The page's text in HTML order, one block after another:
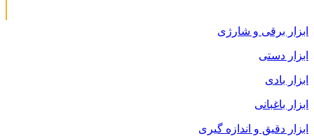
ابزار برقی و شارژی
ابزار دستی
ابزار بادی
ابزار باغبانی
ابزار دقیق و اندازه گیری